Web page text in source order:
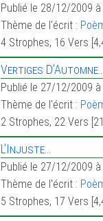
Publié le 28/12/2009 à
Thème de l'écrit :
4 Strophes, 16 Vers
Vertiges D’Automne…
Publié le 27/12/2009 à
Thème de l'écrit :
2 Strophes, 22 Vers
L’Injuste…
Publié le 27/12/2009 à
Thème de l'écrit :
5 Strophes, 17 Vers